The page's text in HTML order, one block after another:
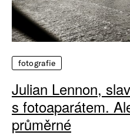
fotografie
Julian Lennon,
s fotoaparátem.
průměrné